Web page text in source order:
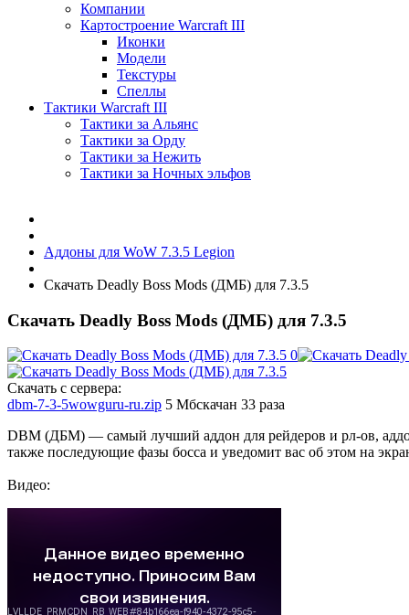
Компании
Картостроение Warcraft III
Иконки
Модели
Текстуры
Спеллы
Тактики Warcraft III
Тактики за Альянс
Тактики за Орду
Тактики за Нежить
Тактики за Ночных эльфов
Аддоны для WoW 7.3.5 Legion
Скачать Deadly Boss Mods (ДМБ) для 7.3.5
Скачать Deadly Boss Mods (ДМБ) для 7.3.5
Скачать с сервера:
dbm-7-3-5wowguru-ru.zip 5 Мбскачан 33 раза
DBM (ДБМ) — самый лучший аддон для рейдеров и рл-ов,
также последующие фазы босса и уведомит вас об этом на
Видео: